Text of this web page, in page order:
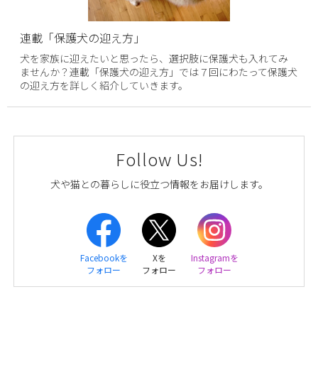
連載「保護犬の迎え方」
犬を家族に迎えたいと思ったら、選択肢に保護犬も入れてみ
ませんか？連載「保護犬の迎え方」では７回にわたって保護犬
の迎え方を詳しく紹介していきます。
Follow Us!
犬や猫との暮らしに役立つ情報をお届けします。
Facebookを
フォロー
Xを
フォロー
Instagramを
フォロー